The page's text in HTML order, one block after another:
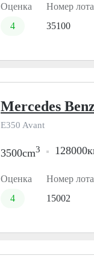
Оценка
4
Номер лота
35100
Mercedes
E350 Avant
3500cm3
Оценка
4
Номер лота
15002